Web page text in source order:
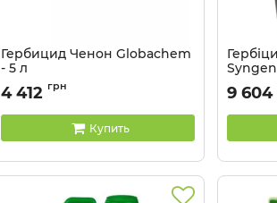
Гербицид Ченон Globachem
- 5 л
Артикул: 110708
4 412 грн
Купить
Артикул:
9 604